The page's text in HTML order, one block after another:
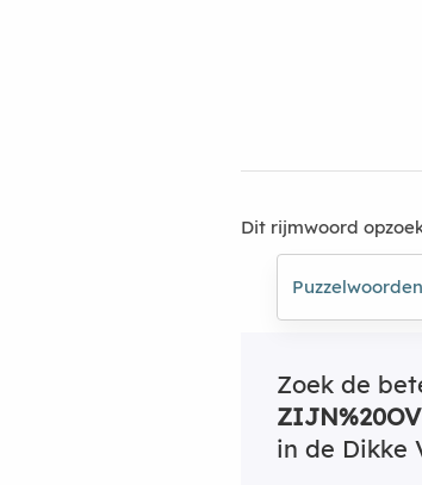
Dit rijmwoord
Puzzelwoorden
Zoek de
in de Dikke